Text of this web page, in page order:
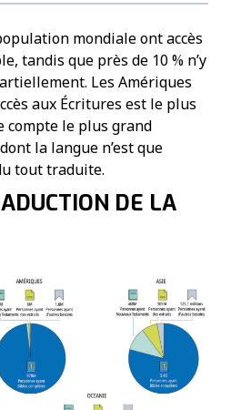
mondiale ont accès
tandis que près de 10 % n’y
Les Amériques
aux Écritures est le plus
compte le plus grand
la langue n’est que
tout traduite.
DE LA